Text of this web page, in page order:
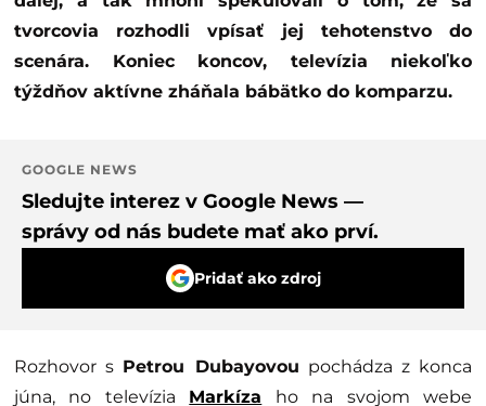
tvorcovia rozhodli vpísať jej tehotenstvo do
scenára. Koniec koncov, televízia niekoľko
týždňov aktívne zháňala bábätko do komparzu.
GOOGLE NEWS
Sledujte interez v Google News —
správy od nás budete mať ako prví.
Pridať ako zdroj
Rozhovor s Petrou Dubayovou pochádza z konca
júna, no televízia Markíza ho na svojom webe